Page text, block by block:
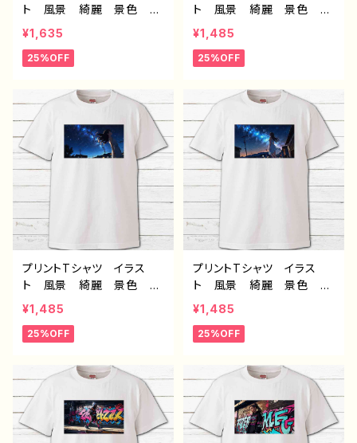
ト 風景 綺麗 景色 美
しい エモい かっこい
い メンズ レディース
おしゃれ 個性的 おすす
ー 絵師 クリエイター
白 半袖シャツ オリジナ
ル デザイン グッズ デ
ザイン コラボ タイトル：
水没の九龍寨城 作：J.タ
¥1,635
25%OFF
ト 風景 綺麗 景色 星
空 美しい女の子 かわい
い女の子 エモい おしゃ
れ メンズ レディース
イラストレーター 絵師
クリエイター 白 半袖シ
ャツ コラボ オリジナ
ル デザイン グッズ ノン
ブランド H-7
¥1,485
25%OFF
プリントTシャツ イラス
ト 風景 綺麗 景色 星
空 美しい女の子 かわい
い女の子 エモい おしゃ
れ メンズ レディース
イラストレーター 絵師
クリエイター 白 半袖シ
ャツ コラボ オリジナ
ル デザイン グッズ ノン
ブランド H-7
¥1,485
25%OFF
プリントTシャツ イラス
ト 風景 綺麗 景色 星
空 美しい女の子 かわい
い女の子 エモい おしゃ
れ メンズ レディース
イラストレーター 絵師
クリエイター 白 半袖シ
ャツ コラボ オリジナ
ル デザイン グッズ ノン
ブランド H-7
¥1,485
25%OFF